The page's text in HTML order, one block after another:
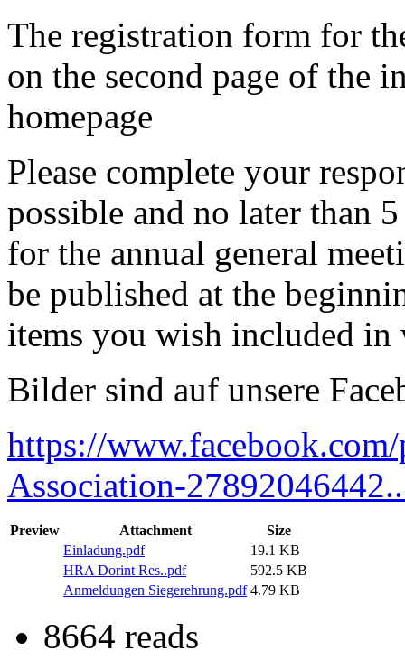
The registration form for
on the second page of the
homepage
Please complete your
possible and no later than
for the annual general
be published at the
items you wish included
Bilder sind auf unsere
https://
Association-
Preview Attachment
Size
Einladung.pdf
19.1 KB
HRA Dorint Res..pdf
592.5 KB
Anmeldungen Siegerehrung.pdf 4.79 KB
8664 reads